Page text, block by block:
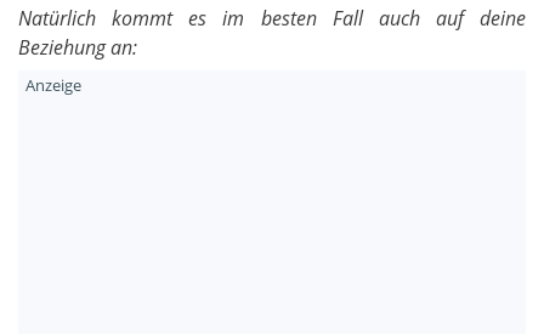
Natürlich kommt es im besten Fall auch auf deine
Beziehung an: